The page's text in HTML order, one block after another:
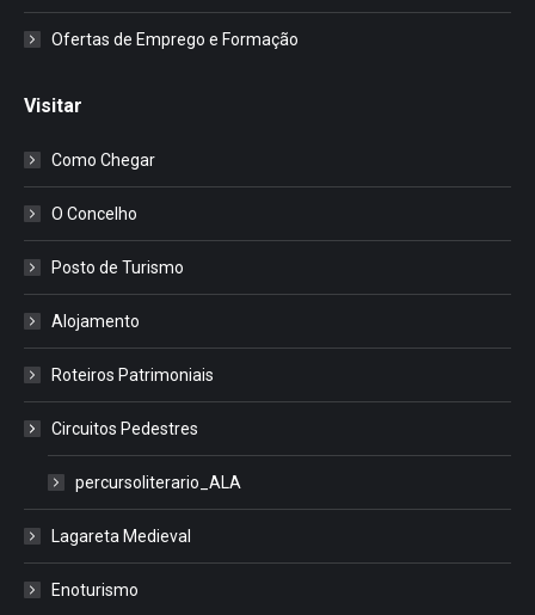
Ofertas de Emprego e Formação
Visitar
Como Chegar
O Concelho
Posto de Turismo
Alojamento
Roteiros Patrimoniais
Circuitos Pedestres
percursoliterario_ALA
Lagareta Medieval
Enoturismo